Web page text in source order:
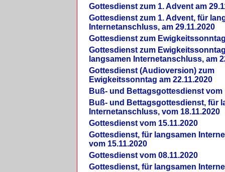
Gottesdienst zum 1. Advent am
Gottesdienst zum 1. Advent, für
Internetanschluss, am 29.11.2020
Gottesdienst zum
Gottesdienst zum
langsamen Internetanschluss, am
Gottesdienst (Audioversion) zum
Ewigkeitssonntag am 22.11.2020
Buß- und Bettagsgottesdienst vom
Buß- und Bettagsgottesdienst, für
Internetanschluss, vom 18.11.2020
Gottesdienst vom 15.11.2020
Gottesdienst, für langsamen
vom 15.11.2020
Gottesdienst vom 08.11.2020
Gottesdienst, für langsamen